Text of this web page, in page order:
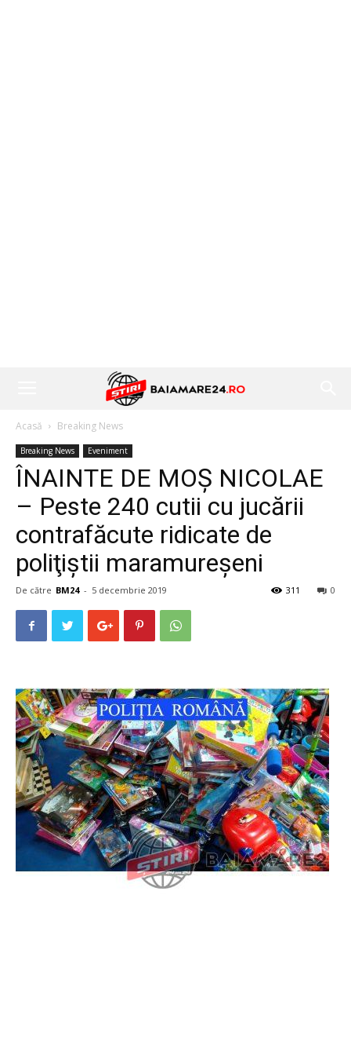
Acasă Breaking News
Breaking News Eveniment
ÎNAINTE DE MOȘ NICOLAE
– Peste 240 cutii cu jucării
contrafăcute ridicate de
poliţiştii maramureșeni
De către BM24 - 5 decembrie 2019 0
311